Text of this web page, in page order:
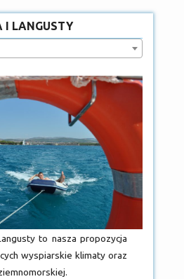
I LANGUSTY
to nasza propozycja
wyspiarskie klimaty oraz